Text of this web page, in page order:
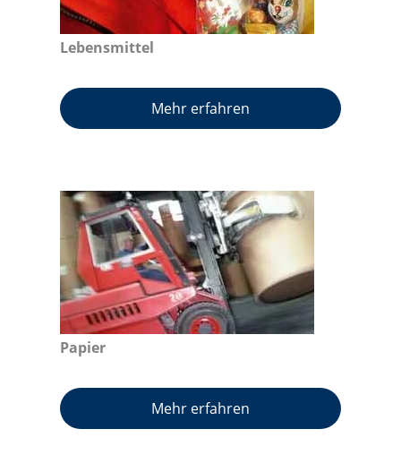
Lebensmittel
Mehr erfahren
Papier
Mehr erfahren